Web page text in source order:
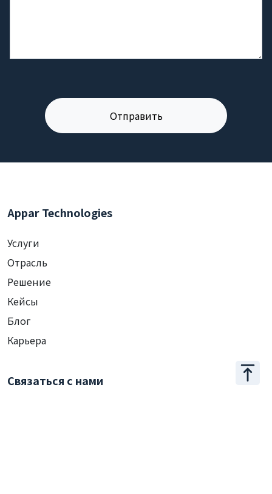
Appar Technologies
Услуги
Отрасль
Решение
Кейсы
Блог
Карьера
Связаться с нами